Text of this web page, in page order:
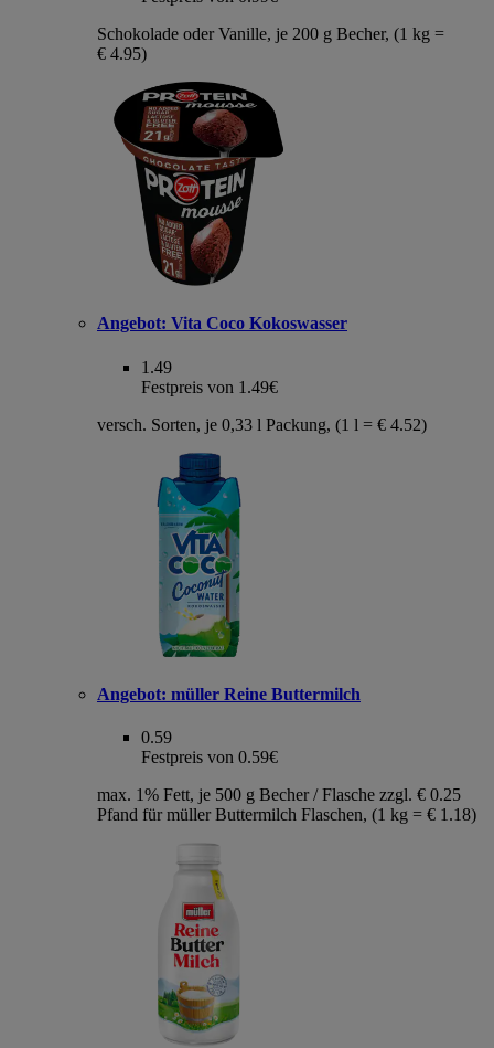
Schokolade oder Vanille, je 200 g Becher, (1 kg =
€ 4.95)
Angebot: Vita Coco Kokoswasser
1.49
Festpreis von 1.49€
versch. Sorten, je 0,33 l Packung, (1 l = € 4.52)
Angebot: müller Reine Buttermilch
0.59
Festpreis von 0.59€
max. 1% Fett, je 500 g Becher / Flasche zzgl. € 0.25
Pfand für müller Buttermilch Flaschen, (1 kg = € 1.18)